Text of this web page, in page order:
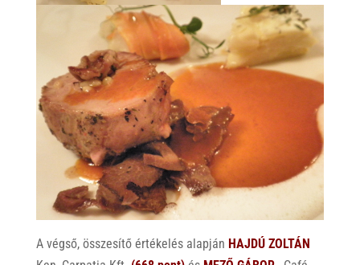
A végső, összesítő értékelés alapján HAJDÚ ZOLTÁN